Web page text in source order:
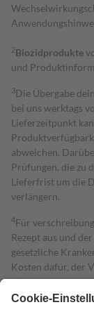
2Biozidprodukte
und
3Die Übergabe
bei uns werktags
Lieferzeitpunkt
abweichen.
Prüfungen, die zu
Lieferfrist um die
verlängern.
4Für
Rezept aus und
gesetzliche
Kosten dafür, der
mit.
Grundsätzlich